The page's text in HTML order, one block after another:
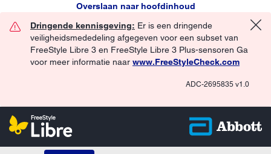
Overslaan naar hoofdinhoud
Dringende kennisgeving: Er is een dringende
veiligheidsmededeling afgegeven voor een subset van
FreeStyle Libre 3 en FreeStyle Libre 3 Plus-sensoren Ga
voor meer informatie naar www.FreeStyleCheck.com
ADC-2695835 v1.0